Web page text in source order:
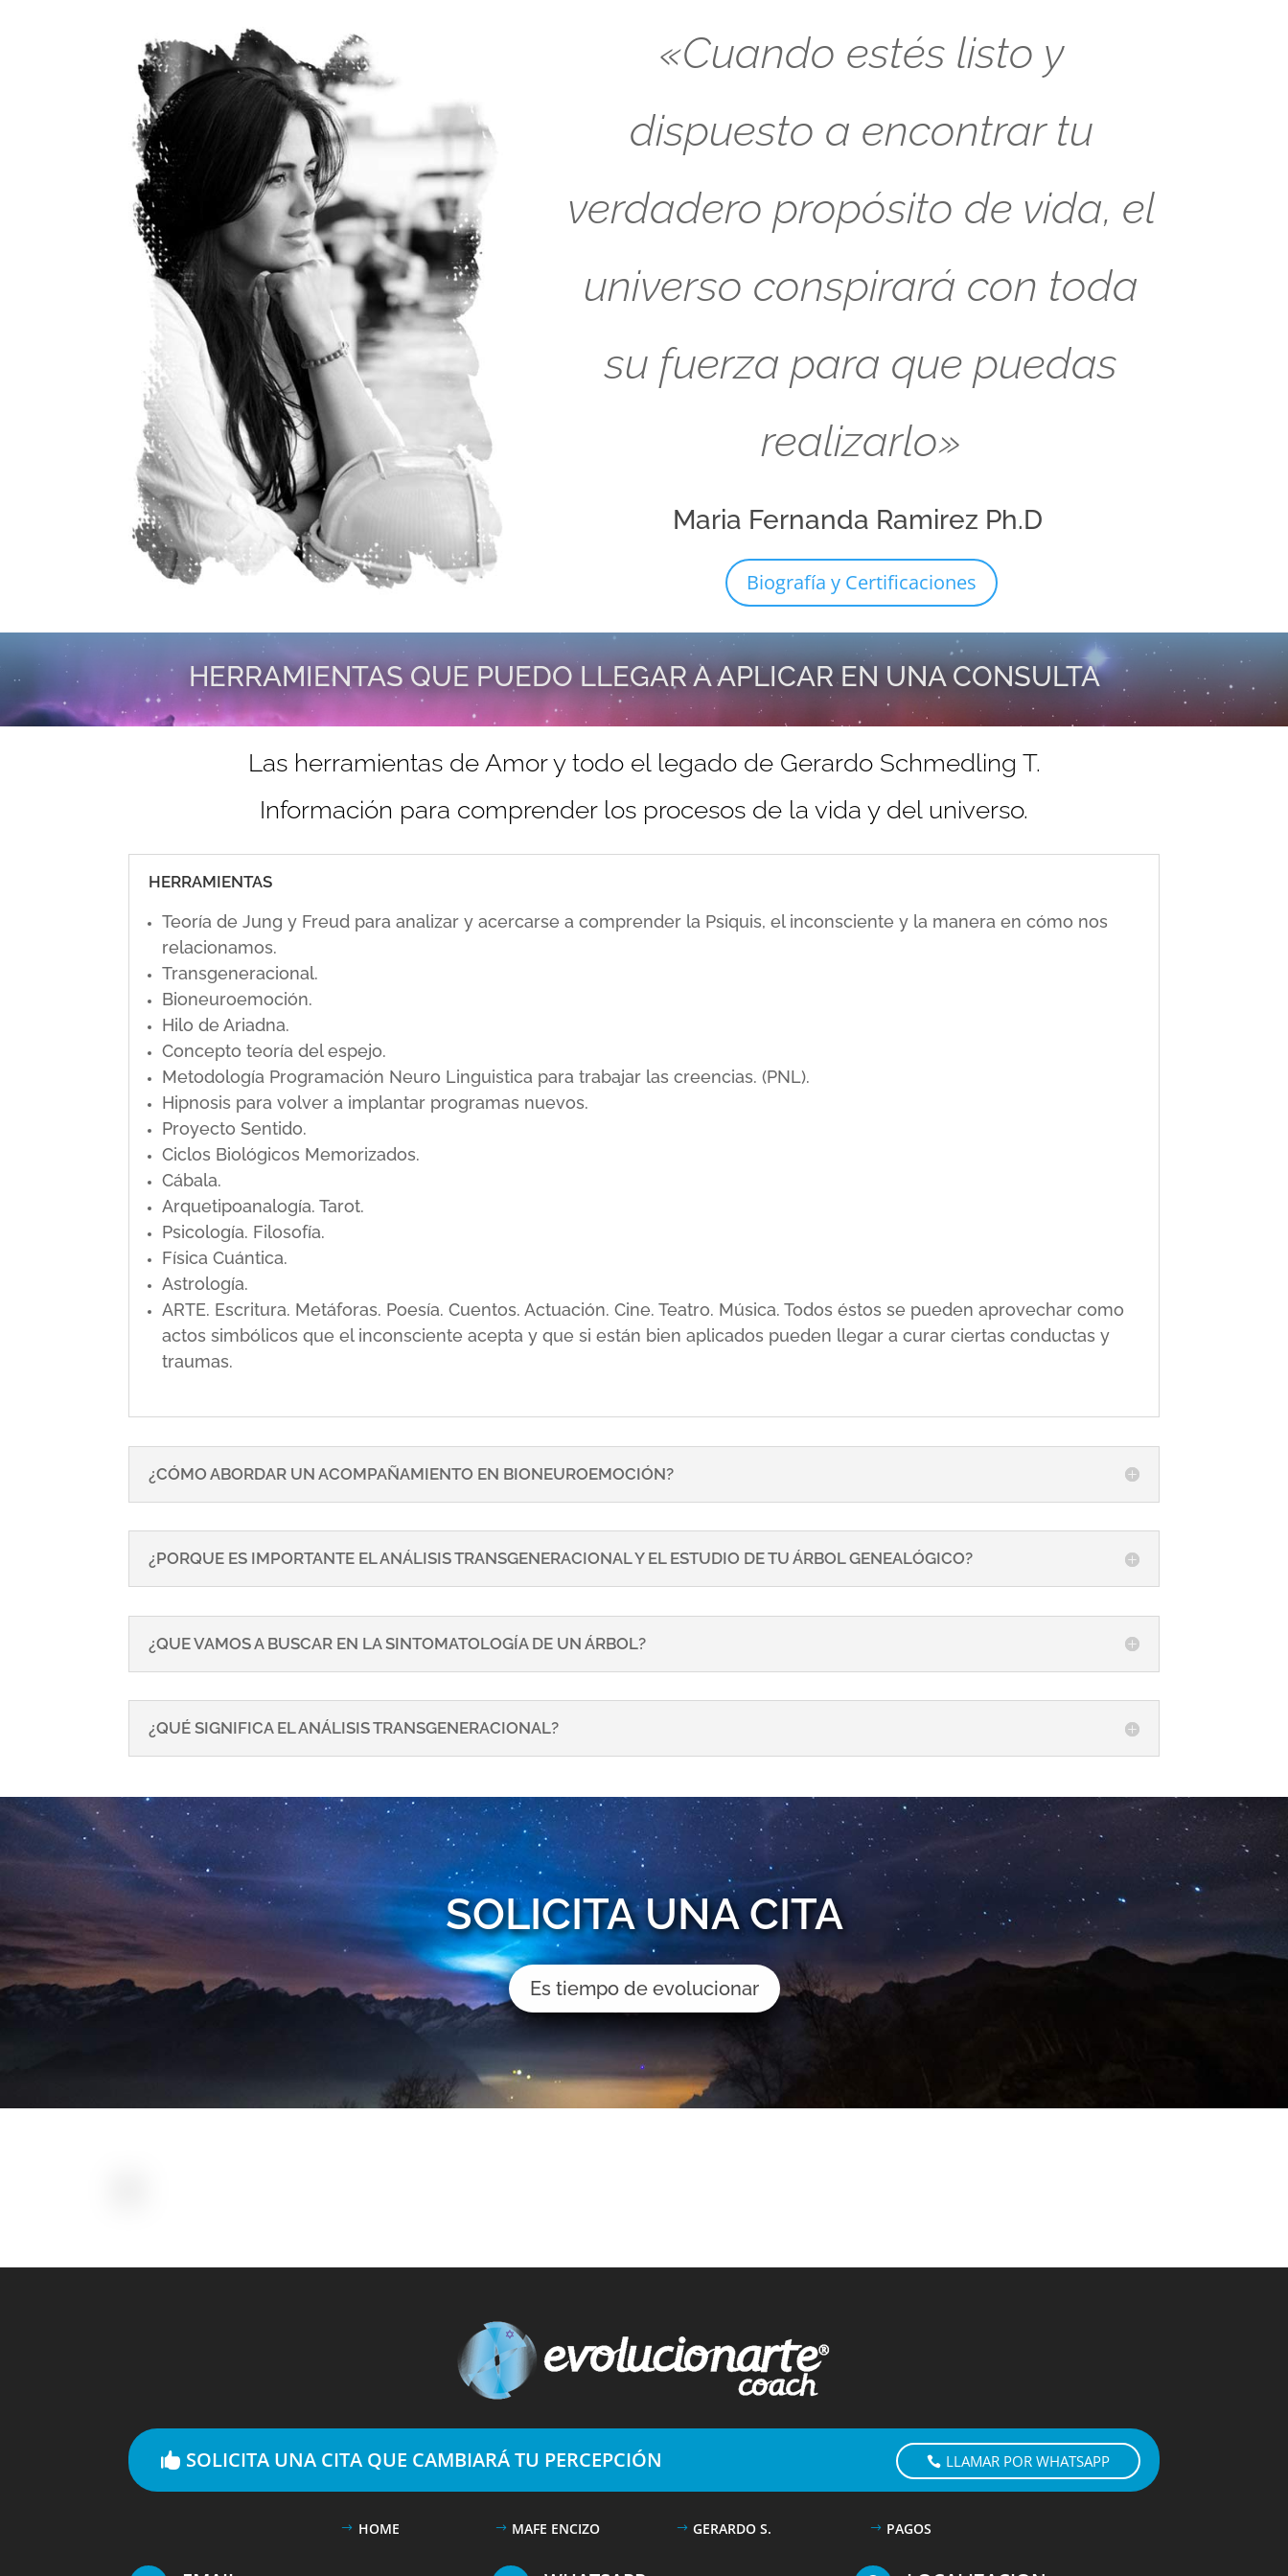
«Cuando estés listo y
dispuesto a encontrar tu
verdadero propósito de vida, el
universo conspirará con toda
su fuerza para que puedas
realizarlo»
Maria Fernanda Ramirez Ph.D
Biografía y Certificaciones
HERRAMIENTAS QUE PUEDO LLEGAR A APLICAR EN UNA CONSULTA
Las herramientas de Amor y todo el legado de Gerardo Schmedling T.
Información para comprender los procesos de la vida y del universo.
HERRAMIENTAS
Teoría de Jung y Freud para analizar y acercarse a comprender la Psiquis, el inconsciente y la manera en cómo nos
relacionamos.
Transgeneracional.
Bioneuroemoción.
Hilo de Ariadna.
Concepto teoría del espejo.
Metodología Programación Neuro Linguistica para trabajar las creencias. (PNL).
Hipnosis para volver a implantar programas nuevos.
Proyecto Sentido.
Ciclos Biológicos Memorizados.
Cábala.
Arquetipoanalogía. Tarot.
Psicología. Filosofía.
Física Cuántica.
Astrología.
ARTE. Escritura. Metáforas. Poesía. Cuentos. Actuación. Cine. Teatro. Música. Todos éstos se pueden aprovechar como
actos simbólicos que el inconsciente acepta y que si están bien aplicados pueden llegar a curar ciertas conductas y
traumas.
¿CÓMO ABORDAR UN ACOMPAÑAMIENTO EN BIONEUROEMOCIÓN?
¿PORQUE ES IMPORTANTE EL ANÁLISIS TRANSGENERACIONAL Y EL ESTUDIO DE TU ÁRBOL GENEALÓGICO?
¿QUE VAMOS A BUSCAR EN LA SINTOMATOLOGÍA DE UN ÁRBOL?
¿QUÉ SIGNIFICA EL ANÁLISIS TRANSGENERACIONAL?
SOLICITA UNA CITA
Es tiempo de evolucionar
SOLICITA UNA CITA QUE CAMBIARÁ TU PERCEPCIÓN LLAMAR POR WHATSAPP
HOME MAFE ENCIZO GERARDO S. PAGOS